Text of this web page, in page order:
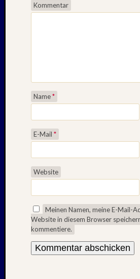
Kommentar
Name*
E-Mail *
Website
Meinen Namen, meine E-Mail-
Website in diesem Browser
kommentiere.